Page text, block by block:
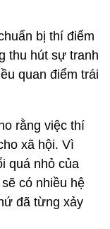
bị thí điểm
thu hút sự tranh
quan điểm trái
rằng việc thí
xã hội. Vì
quá nhỏ của
có nhiều hệ
đã từng xảy